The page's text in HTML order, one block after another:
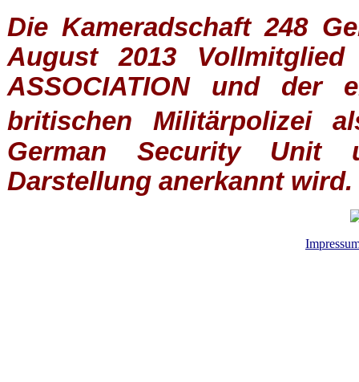
Die Kameradschaft 248
August 2013
ASSOCIATIONund der
britischen
Militärpolizei
German Security Unit
Darstellung anerkannt wird.